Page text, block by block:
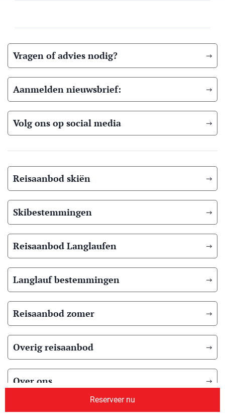
Reserveer nu
Vragen of advies nodig?
Aanmelden nieuwsbrief:
Volg ons op social media
Reisaanbod skiën
Skibestemmingen
Reisaanbod Langlaufen
Langlauf bestemmingen
Reisaanbod zomer
Overig reisaanbod
Over ons